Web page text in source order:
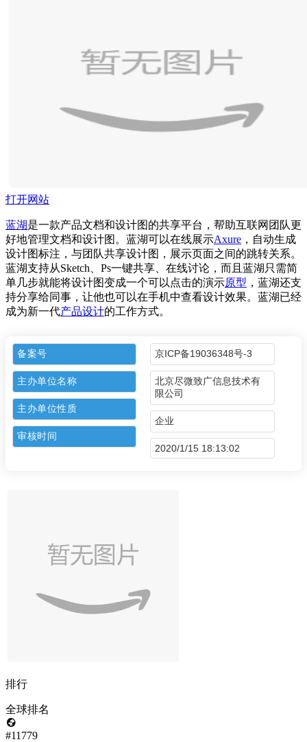
打开网站
蓝湖是一款产品文档和设计图的共享平台，帮助互联网团队更
好地管理文档和设计图。蓝湖可以在线展示Axure ，自动生成
设计图标注，与团队共享设计图，展示页面之间的跳转关系。
蓝湖支持从Sketch、Ps一键共享、在线讨论，而且蓝湖只需简
单几步就能将设计图变成一个可以点击的演示原型 ，蓝湖还支
持分享给同事，让他也可以在手机中查看设计效果。蓝湖已经
成为新一代产品设计的工作方式。
备案号
主办单位名称
主办单位性质
审核时间
京ICP备19036348号-3
北京尽微致广信息技术有
限公司
企业
2020/1/15 18:13:02
排行
全球排名
#11779